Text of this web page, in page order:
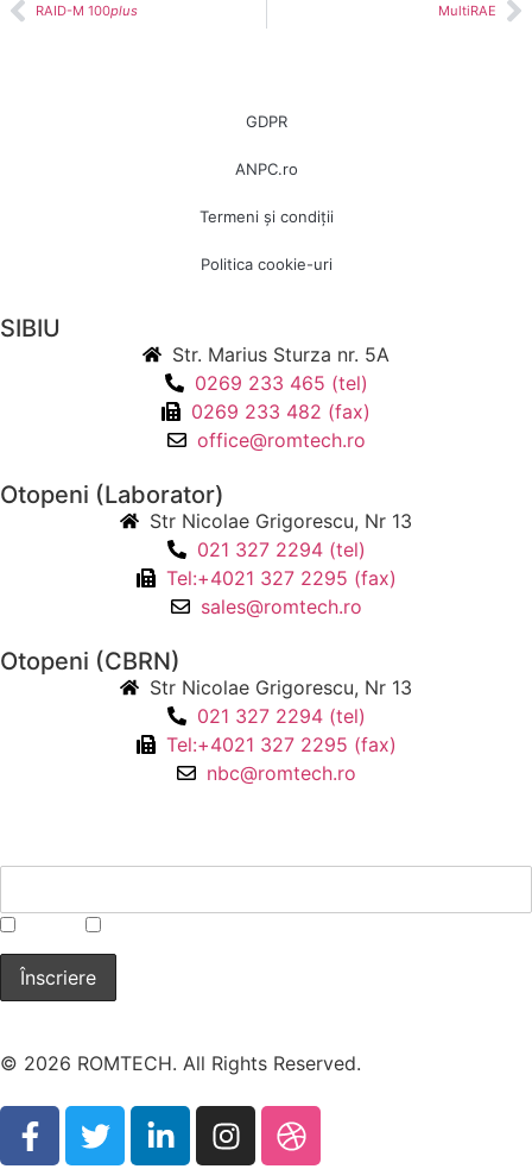
RAID-M 100plus MultiRAE
GDPR
ANPC.ro
Termeni și condiții
Politica cookie-uri
SIBIU
Str. Marius Sturza nr. 5A
0269 233 465 (tel)
0269 233 482 (fax)
office@romtech.ro
Otopeni (Laborator)
Str Nicolae Grigorescu, Nr 13
021 327 2294 (tel)
Tel:+4021 327 2295 (fax)
sales@romtech.ro
Otopeni (CBRN)
Str Nicolae Grigorescu, Nr 13
021 327 2294 (tel)
Tel:+4021 327 2295 (fax)
nbc@romtech.ro
© 2026 ROMTECH. All Rights Reserved.